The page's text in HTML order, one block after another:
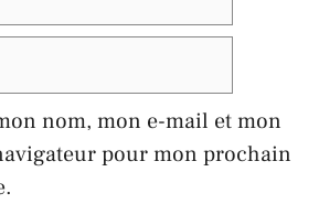
nom, mon e-mail et mon
pour mon prochain